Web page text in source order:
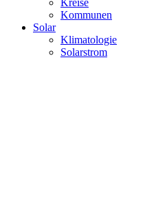
Kommunen
Solar
Klimatologie
Solarstrom